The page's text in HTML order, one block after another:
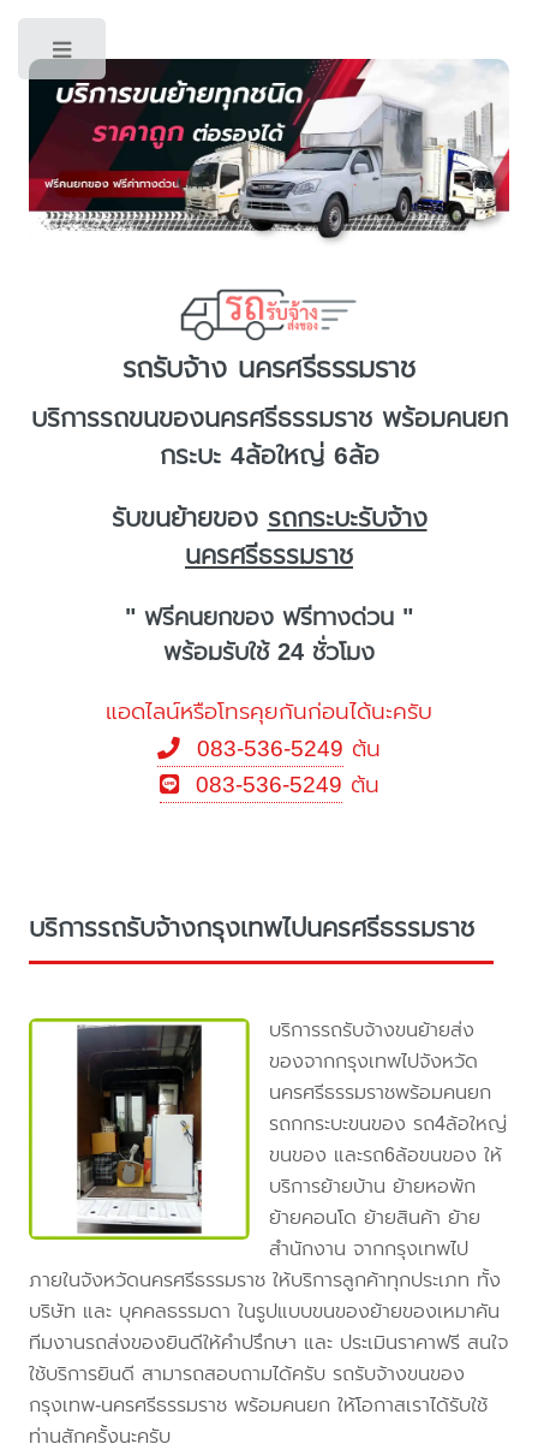
รถรับจ้าง นครศรีธรรมราช
บริการรถขนของนครศรีธรรมราชพร้อมคนยก
กระบะ 4ล้อใหญ่ 6ล้อ
รับขนย้ายของ รถกระบะรับจ้าง
นครศรีธรรมราช
" ฟรีคนยกของ ฟรีทางด่วน "
พร้อมรับใช้ 24 ชั่วโมง
แอดไลน์หรือโทรคุยกันก่อนได้นะครับ
083-536-5249 ต้น
083-536-5249 ต้น
บริการรถรับจ้างกรุงเทพไปนครศรีธรรมราช
บริการรถรับจ้างขนย้ายส่ง
ของจากกรุงเทพไปจังหวัด
นครศรีธรรมราชพร้อมคนยก
รถกกระบะขนของ รถ4ล้อใหญ่
ขนของ และรถ6ล้อขนของ ให้
บริการย้ายบ้าน ย้ายหอพัก
ย้ายคอนโด ย้ายสินค้า ย้าย
สำนักงาน จากกรุงเทพไป
ภายในจังหวัดนครศรีธรรมราช ให้บริการลูกค้าทุกประเภท ทั้ง
บริษัท และ บุคคลธรรมดา ในรูปแบบขนของย้ายของเหมาคัน
ทีมงานรถส่งของยินดีให้คำปรึกษา และ ประเมินราคาฟรี สนใจ
ใช้บริการยินดี สามารถสอบถามได้ครับ รถรับจ้างขนของ
กรุงเทพ-นครศรีธรรมราช พร้อมคนยก ให้โอกาสเราได้รับใช้
ท่านสักครั้งนะครับ
Toggle